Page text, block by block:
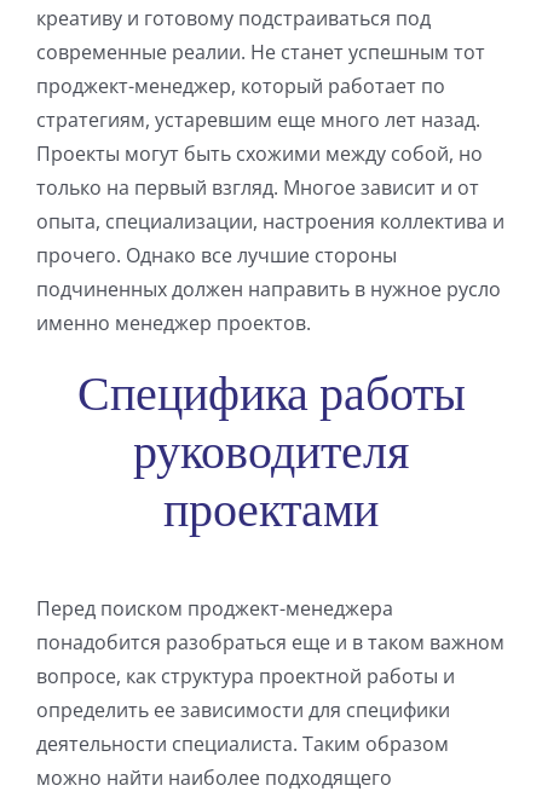
креативу и готовому подстраиваться под
современные реалии. Не станет успешным тот
проджект-менеджер, который работает по
стратегиям, устаревшим еще много лет назад.
Проекты могут быть схожими между собой, но
только на первый взгляд. Многое зависит и от
опыта, специализации, настроения коллектива и
прочего. Однако все лучшие стороны
подчиненных должен направить в нужное русло
именно менеджер проектов.
Специфика работы
руководителя
проектами
Перед поиском проджект-менеджера
понадобится разобраться еще и в таком важном
вопросе, как структура проектной работы и
определить ее зависимости для специфики
деятельности специалиста. Таким образом
можно найти наиболее подходящего